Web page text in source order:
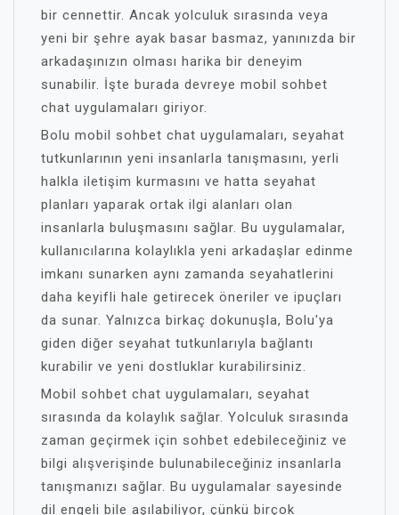
bir cennettir. Ancak yolculuk sırasında veya
yeni bir şehre ayak basar basmaz, yanınızda bir
arkadaşınızın olması harika bir deneyim
sunabilir. İşte burada devreye mobil sohbet
chat uygulamaları giriyor.
Bolu mobil sohbet chat uygulamaları, seyahat
tutkunlarının yeni insanlarla tanışmasını, yerli
halkla iletişim kurmasını ve hatta seyahat
planları yaparak ortak ilgi alanları olan
insanlarla buluşmasını sağlar. Bu uygulamalar,
kullanıcılarına kolaylıkla yeni arkadaşlar edinme
imkanı sunarken aynı zamanda seyahatlerini
daha keyifli hale getirecek öneriler ve ipuçları
da sunar. Yalnızca birkaç dokunuşla, Bolu'ya
giden diğer seyahat tutkunlarıyla bağlantı
kurabilir ve yeni dostluklar kurabilirsiniz.
Mobil sohbet chat uygulamaları, seyahat
sırasında da kolaylık sağlar. Yolculuk sırasında
zaman geçirmek için sohbet edebileceğiniz ve
bilgi alışverişinde bulunabileceğiniz insanlarla
tanışmanızı sağlar. Bu uygulamalar sayesinde
dil engeli bile aşılabiliyor, çünkü birçok